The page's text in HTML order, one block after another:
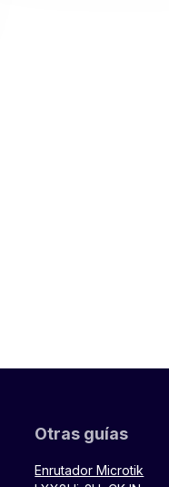
Otras guías
Enrutador Microtik